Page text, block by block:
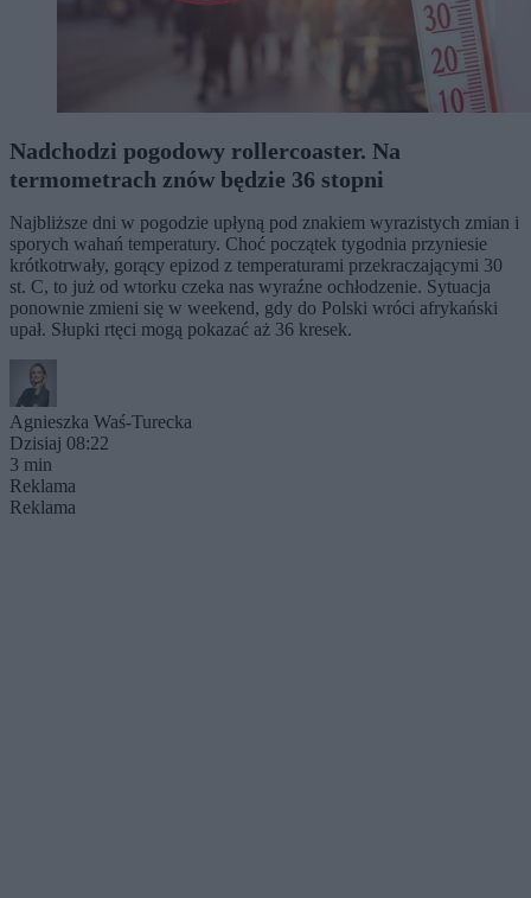
Nadchodzi pogodowy rollercoaster. Na
termometrach znów będzie 36 stopni
Najbliższe dni w pogodzie upłyną pod znakiem wyrazistych zmian i
sporych wahań temperatury. Choć początek tygodnia przyniesie
krótkotrwały, gorący epizod z temperaturami przekraczającymi 30
st. C, to już od wtorku czeka nas wyraźne ochłodzenie. Sytuacja
ponownie zmieni się w weekend, gdy do Polski wróci afrykański
upał. Słupki rtęci mogą pokazać aż 36 kresek.
Agnieszka Waś-Turecka
Dzisiaj 08:22
3 min
Reklama
Reklama